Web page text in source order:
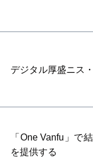
デジタル厚盛ニス
「One Vanfu」で
を提供する